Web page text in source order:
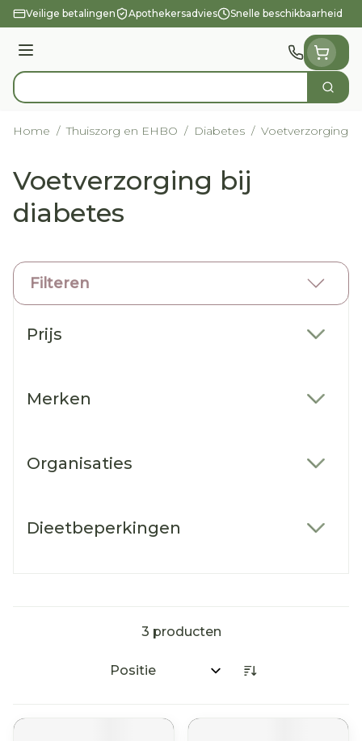
Ga naar de inhoud
Veilige betalingen Apothekersadvies Snelle beschikbaarheid
Menu
Product, merk, categorie... Zoek
Home / Thuiszorg en EHBO / Diabetes / Voetverzorging
Voetverzorging bij
diabetes
Filteren
Prijs
Merken
Organisaties
Dieetbeperkingen
3 producten
Sorteer op: